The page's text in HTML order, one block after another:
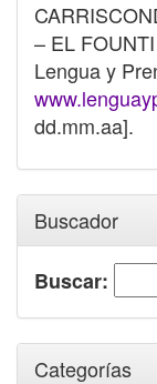
– EL
Lengua y
dd.mm.aa].
Buscador
Buscar:
Categorías